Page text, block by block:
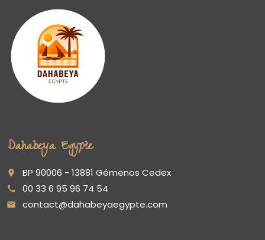
Dahabeya Egypte
place BP 90006 - 13881 Gémenos Cedex
call 00 33 6 95 96 74 54
email contact@dahabeyaegypte.com